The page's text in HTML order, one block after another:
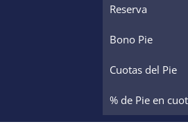
Reserva
Bono Pie
Cuotas del Pie
% de Pie en